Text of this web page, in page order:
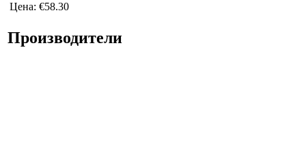
Цена: €58.30
Производители